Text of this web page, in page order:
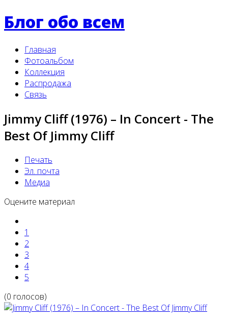
Блог обо всем
Главная
Фотоальбом
Коллекция
Распродажа
Связь
Jimmy Cliff (1976) – In Concert - The
Best Of Jimmy Cliff
Печать
Эл. почта
Медиа
Оцените материал
1
2
3
4
5
(0 голосов)